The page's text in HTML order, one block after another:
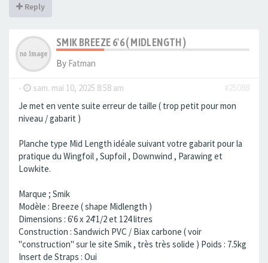
Reply
SMIK BREEZE 6'6 ( MIDLENGTH )
By Fatman
- sam. mai 10, 2025 8:58 am
#25088
Je met en vente suite erreur de taille ( trop petit pour mon
niveau / gabarit )
Planche type Mid Length idéale suivant votre gabarit pour la
pratique du Wingfoil , Supfoil , Downwind , Parawing et
Lowkite.
Marque ; Smik
Modèle : Breeze ( shape Midlength )
Dimensions : 6'6 x 24'1/2 et 124 litres
Construction : Sandwich PVC / Biax carbone ( voir
"construction" sur le site Smik , très très solide ) Poids : 7.5kg
Insert de Straps : Oui